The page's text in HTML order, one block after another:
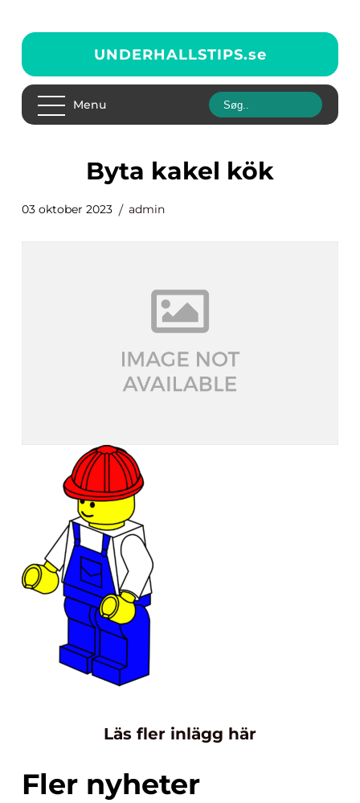
UNDERHALLSTIPS.se
Menu
byta kakel kök
03 oktober 2023 admin
Läs fler inlägg här
Fler nyheter